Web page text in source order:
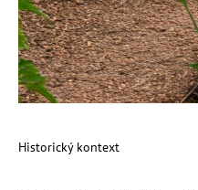
Historický kontext